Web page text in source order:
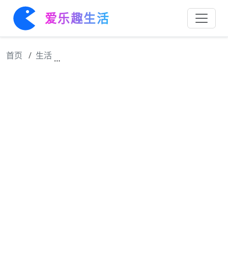
爱乐趣生活
首页 生活